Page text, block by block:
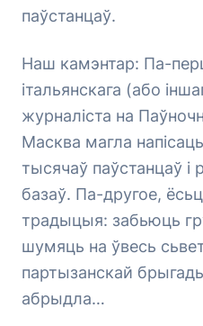
паўстанцаў.
Наш камэнтар: Па-
італьянскага (або
журналіста на
Масква магла
тысячаў паўстанцаў і
базаў. Па-другое,
традыцыя: забьюць
шумяць на ўвесь
партызанскай
абрыдла…